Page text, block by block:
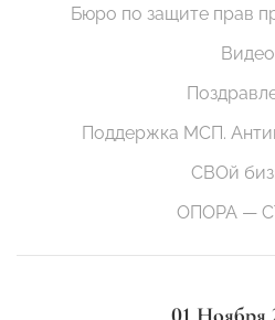
Бюро по защите прав
Видео
Поддержка МСП.
СВОй
ОПОРА —